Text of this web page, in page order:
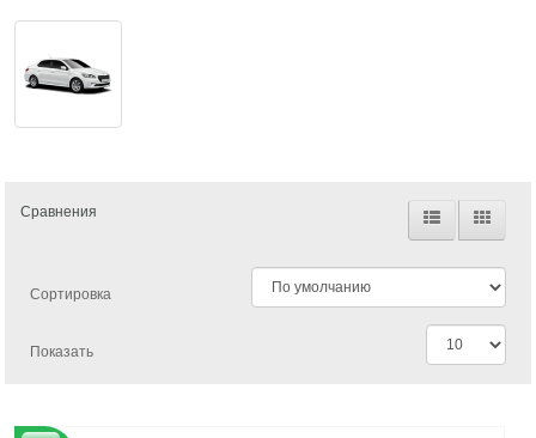
Сравнения
Сортировка
Показать